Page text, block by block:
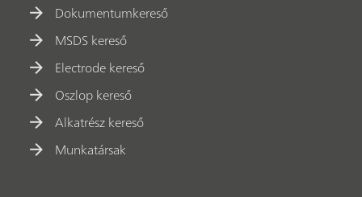
Dokumentumkereső
MSDS kereső
Electrode kereső
Oszlop kereső
Alkatrész kereső
Munkatársak